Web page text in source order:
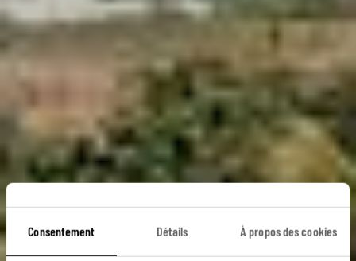
Consentement Détails À propos des cookies